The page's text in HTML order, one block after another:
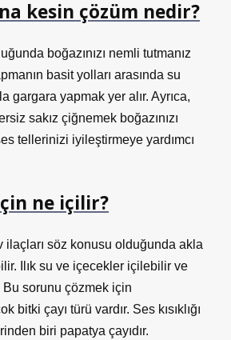
kesin çözüm nedir?
boğazınızı nemli tutmanız
basit yolları arasında su
gargara yapmak yer alır. Ayrıca,
sakız çiğnemek boğazınızı
tellerinizi iyileştirmeye yardımcı
ne içilir?
ilaçları söz konusu olduğunda akla
Ilık su ve içecekler içilebilir ve
Bu sorunu çözmek için
bitki çayı türü vardır. Ses kısıklığı
biri papatya çayıdır.